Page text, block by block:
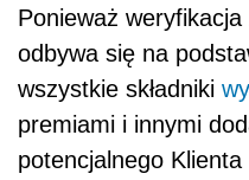
Ponieważ
odbywa się na
wszystkie składniki
premiami i innymi
potencjalnego